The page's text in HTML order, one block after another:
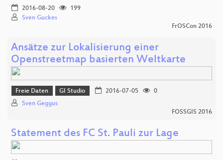
2016-08-20
199
Sven Guckes
FrOSCon 2016
Ansätze zur Lokalisierung einer
Openstreetmap basierten Weltkarte
Freie Daten GI Studio 2016-07-05
0
Sven Geggus
FOSSGIS 2016
Statement des FC St. Pauli zur Lage